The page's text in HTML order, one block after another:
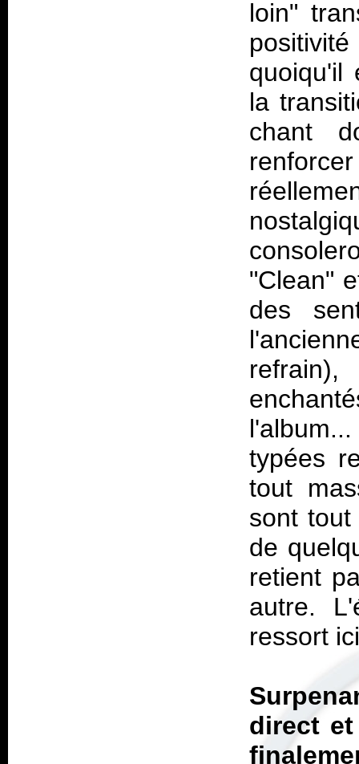
loin"
quoiqu'il
la
chant
"Clean"
des
typées
tout
sont
de
retient
autre.
ressort
direct